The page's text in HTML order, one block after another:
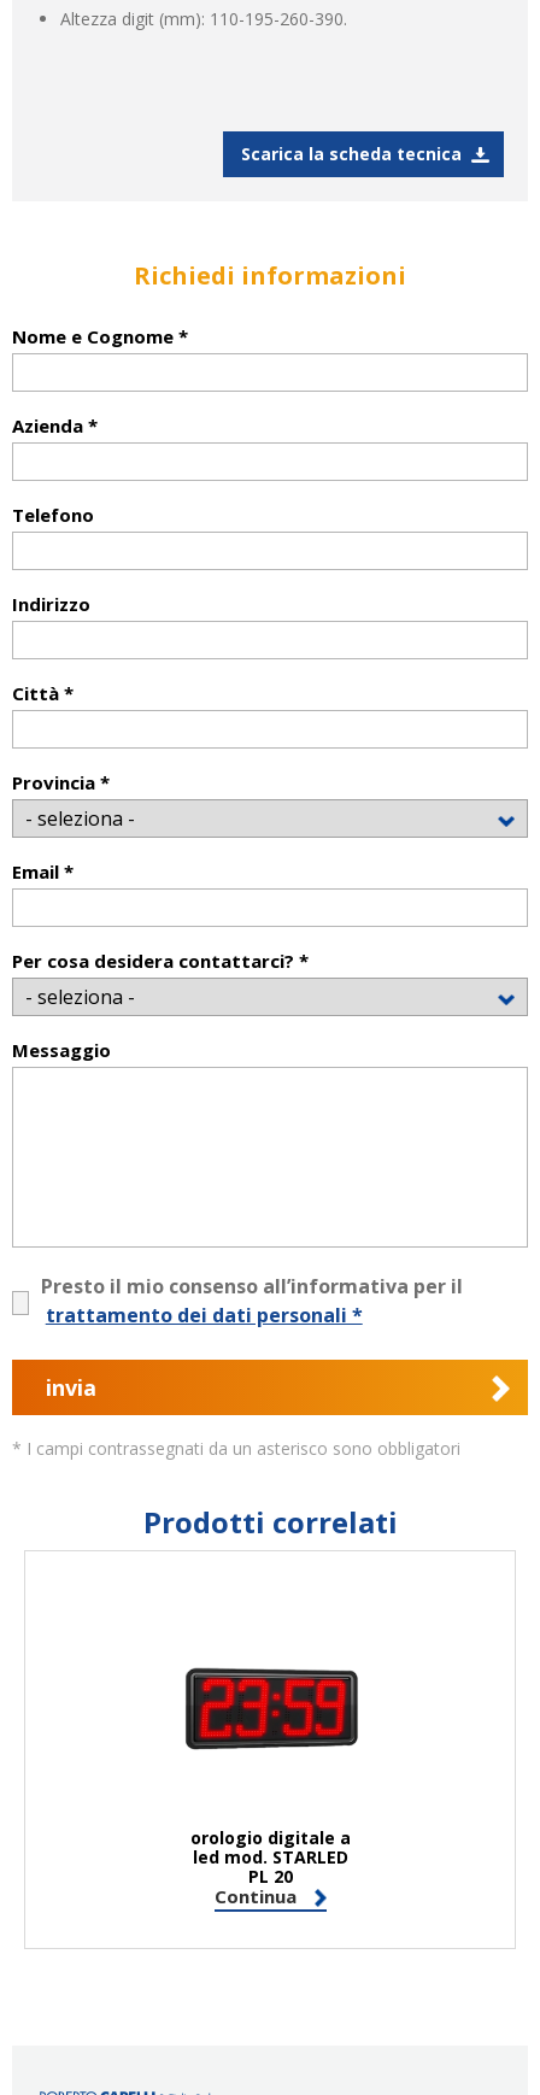
Altezza digit (mm): 110-195-260-390.
Scarica la scheda tecnica
Richiedi informazioni
Nome e Cognome *
Azienda *
Telefono
Indirizzo
Città *
Provincia *
Email *
Per cosa desidera contattarci? *
Messaggio
Presto il mio consenso all’informativa per il
trattamento dei dati personali *
invia
* I campi contrassegnati da un asterisco sono obbligatori
Prodotti correlati
orologio digitale a
led mod. STARLED
PL 20
Continua